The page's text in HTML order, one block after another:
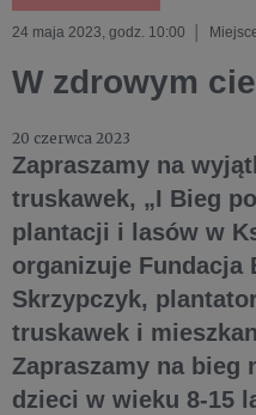
24 maja 2023, godz. 10:00 │
W zdrowym
20 czerwca 2023
Zapraszamy na
truskawek, „I Bieg
plantacji i lasów w
organizuje Fundacja
Skrzypczyk,
truskawek i
Zapraszamy na bieg
dzieci w wieku 8-15